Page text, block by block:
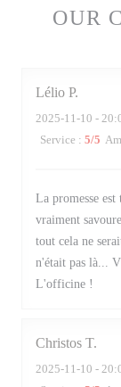
OUR
Lélio P
2025-11-10 -
Service : 5/5
La promesse
vraiment
tout cela ne
n'était pas là...
L'officine !
Christos T
2025-11-10 -